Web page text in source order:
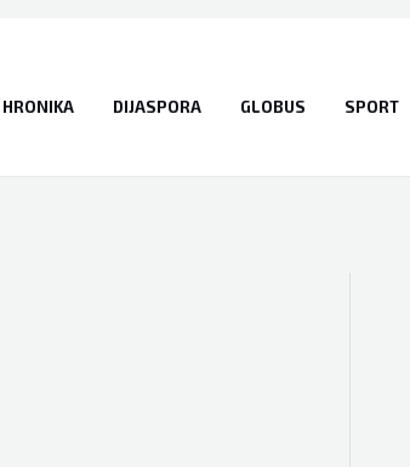
HRONIKA DIJASPORA GLOBUS SPORT